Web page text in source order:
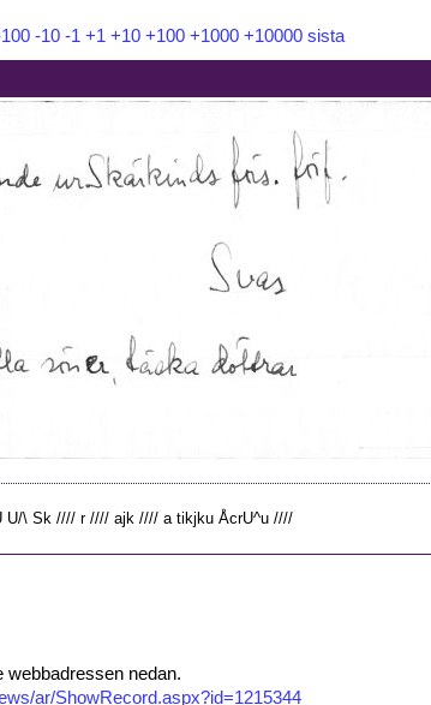
-10 -1 +1 +10 +100 +1000 +10000 sista
U/\ Sk //// r //// ajk //// a tikjku ÅcrU^u ////
webbadressen nedan.
ar/ShowRecord.aspx?id=1215344